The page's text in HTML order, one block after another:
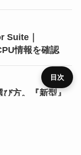
Suite｜
情報を確認
び方。『新型』
目次